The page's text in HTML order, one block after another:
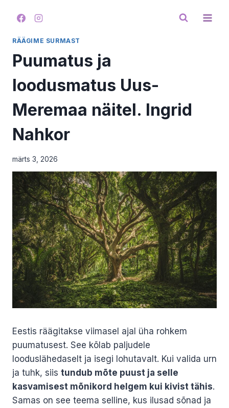
RÄÄGIME SURMAST
Puumatus ja
loodusmatus Uus-
Meremaa näitel. Ingrid
Nahkor
märts 3, 2026
Eestis räägitakse viimasel ajal üha rohkem
puumatusest. See kõlab paljudele
looduslähedaselt ja isegi lohutavalt. Kui valida urn
ja tuhk, siis tundub mõte puust ja selle
kasvamisest mõnikord helgem kui kivist tähis.
Samas on see teema selline, kus ilusad sõnad ja